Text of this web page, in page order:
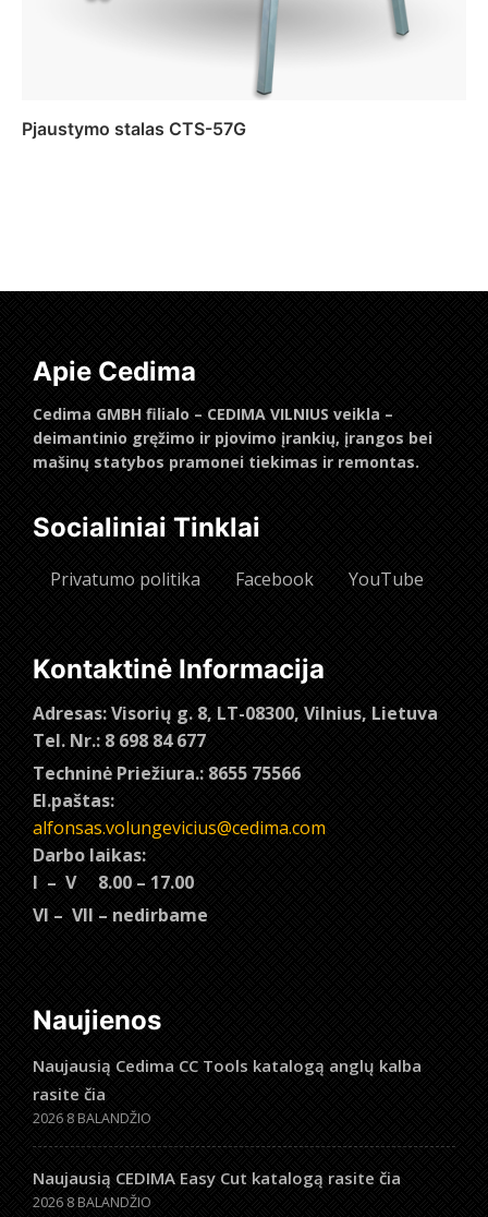
Pjaustymo stalas CTS-57G
Apie Cedima
Cedima GMBH filialo – CEDIMA VILNIUS veikla –
deimantinio gręžimo ir pjovimo įrankių, įrangos bei
mašinų statybos pramonei tiekimas ir remontas.
Socialiniai Tinklai
Privatumo politika Facebook YouTube
Kontaktinė Informacija
Adresas: Visorių g. 8, LT-08300, Vilnius, Lietuva
Tel. Nr.: 8 698 84 677
Techninė Priežiura.: 8655 75566
El.paštas:
alfonsas.volungevicius@cedima.com
Darbo laikas:
I – V 8.00 – 17.00
VI – VII – nedirbame
Naujienos
Naujausią Cedima CC Tools katalogą anglų kalba
rasite čia
2026 8 BALANDŽIO
Naujausią CEDIMA Easy Cut katalogą rasite čia
2026 8 BALANDŽIO